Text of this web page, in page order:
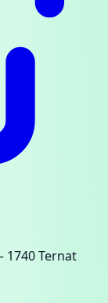
Ternat